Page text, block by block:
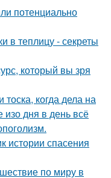
потенциально
в теплицу - секреты
который вы зря
когда дела на
изо дня в день всё
истории спасения
по миру в